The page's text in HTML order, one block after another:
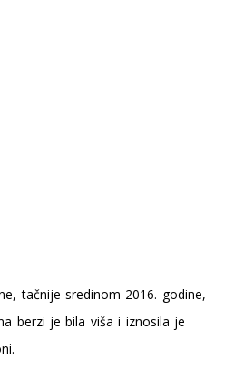
tačnije sredinom 2016. godine,
berzi je bila viša i iznosila je